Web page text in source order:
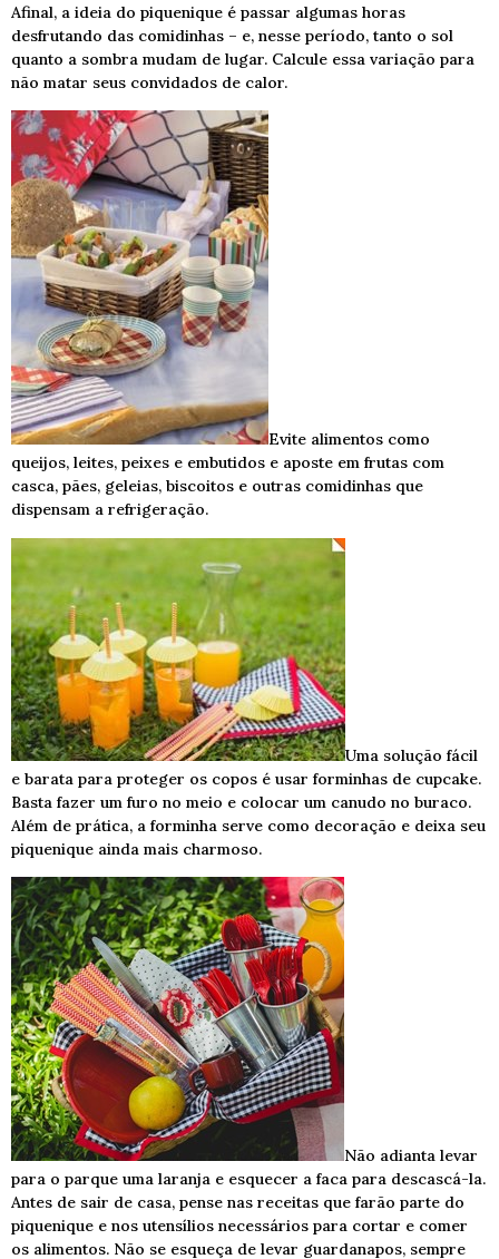
Afinal, a ideia do piquenique é passar algumas horas
desfrutando das comidinhas – e, nesse período, tanto o sol
quanto a sombra mudam de lugar. Calcule essa variação para
não matar seus convidados de calor.
Evite alimentos como
queijos, leites, peixes e embutidos e aposte em frutas com
casca, pães, geleias, biscoitos e outras comidinhas que
dispensam a refrigeração.
Uma solução fácil
e barata para proteger os copos é usar forminhas de cupcake.
Basta fazer um furo no meio e colocar um canudo no buraco.
Além de prática, a forminha serve como decoração e deixa seu
piquenique ainda mais charmoso.
Não adianta levar
para o parque uma laranja e esquecer a faca para descascá-la.
Antes de sair de casa, pense nas receitas que farão parte do
piquenique e nos utensílios necessários para cortar e comer
os alimentos. Não se esqueça de levar guardanapos, sempre